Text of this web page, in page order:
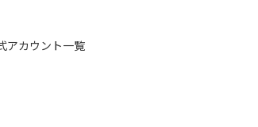
アカウント一覧